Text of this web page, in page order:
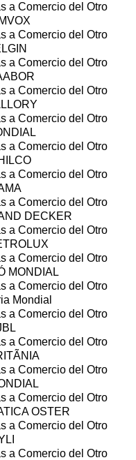
a Comercio del Otro
a Comercio del Otro
a Comercio del Otro
a Comercio del Otro
a Comercio del Otro
a Comercio del Otro
a Comercio del Otro
a Comercio del Otro
DECKER
a Comercio del Otro
a Comercio del Otro
MONDIAL
a Comercio del Otro
Mondial
a Comercio del Otro
a Comercio del Otro
a Comercio del Otro
a Comercio del Otro
OSTER
a Comercio del Otro
a Comercio del Otro